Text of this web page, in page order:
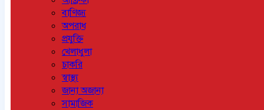
বাণিজ্য
অপরাধ
প্রযুক্তি
খেলাধুলা
চাকরি
স্বাস্থ্য
জানা অজানা
সামাজিক